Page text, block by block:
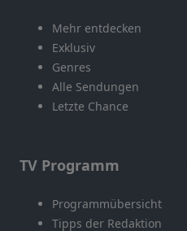
Mehr entdecken
Exklusiv
Genres
Alle Sendungen
Letzte Chance
TV Programm
Programmübersicht
Tipps der Redaktion